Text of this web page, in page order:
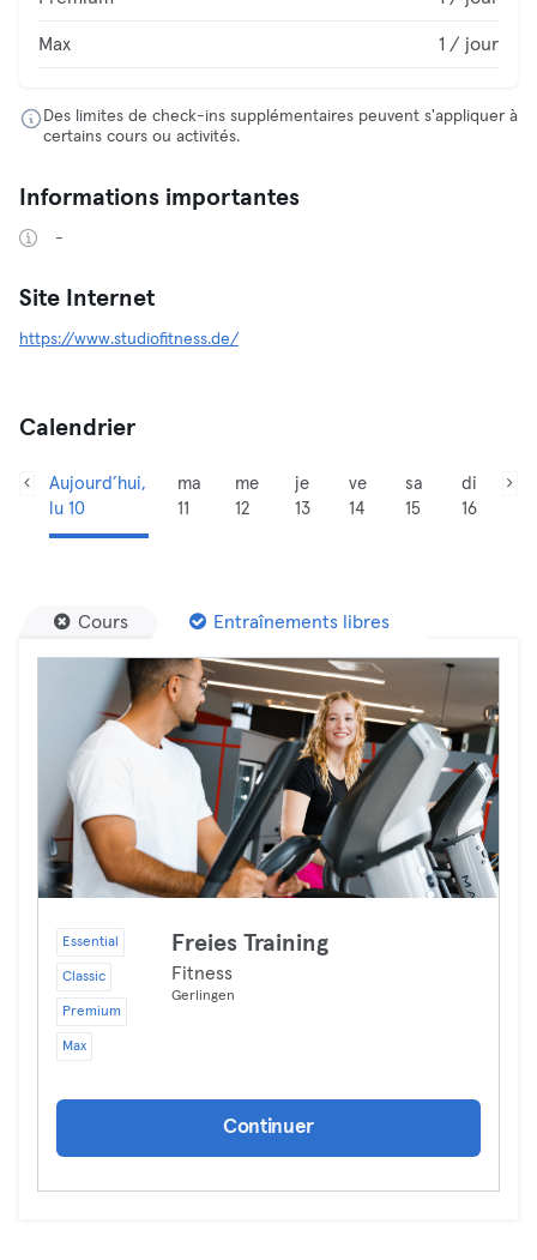
Max 1 / jour
Des limites de check-ins supplémentaires peuvent s'appliquer à
certains cours ou activités.
Informations importantes
-
Site Internet
https://www.studiofitness.de/
Calendrier
Aujourd’hui,
lu 10
ma
11
me
12
je
13
ve
14
sa
15
di
16
Cours Entraînements libres
Essential
Classic
Premium
Max
Freies Training
Fitness
Gerlingen
Continuer